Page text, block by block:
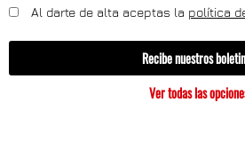
Al darte de alta aceptas la política
Recibe nuestros
Ver todas las